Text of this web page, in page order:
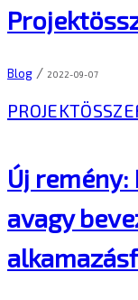
Blog / 2022-09-07
Új remény:
avagy